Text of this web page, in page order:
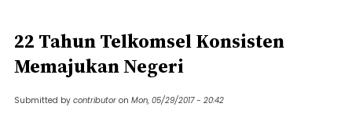
22 Tahun Telkomsel Konsisten
Memajukan Negeri
Submitted by contributor on Mon, 05/29/2017 - 20:42